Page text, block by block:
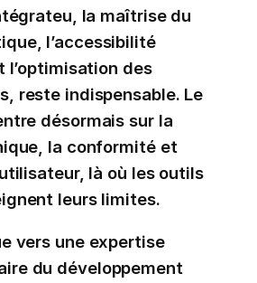
la maîtrise du
l’accessibilité
l’optimisation des
reste indispensable. Le
désormais sur la
la conformité et
là où les outils
leurs limites.
vers une expertise
du développement